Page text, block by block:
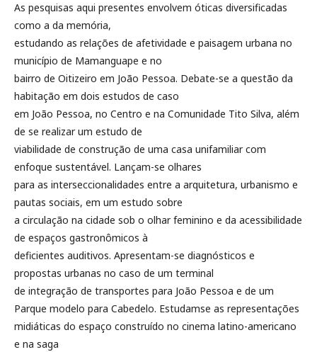
As pesquisas aqui presentes envolvem óticas diversificadas
como a da memória,
estudando as relações de afetividade e paisagem urbana no
município de Mamanguape e no
bairro de Oitizeiro em João Pessoa. Debate-se a questão da
habitação em dois estudos de caso
em João Pessoa, no Centro e na Comunidade Tito Silva, além
de se realizar um estudo de
viabilidade de construção de uma casa unifamiliar com
enfoque sustentável. Lançam-se olhares
para as interseccionalidades entre a arquitetura, urbanismo e
pautas sociais, em um estudo sobre
a circulação na cidade sob o olhar feminino e da acessibilidade
de espaços gastronômicos à
deficientes auditivos. Apresentam-se diagnósticos e
propostas urbanas no caso de um terminal
de integração de transportes para João Pessoa e de um
Parque modelo para Cabedelo. Estudamse as representações
midiáticas do espaço construído no cinema latino-americano
e na saga